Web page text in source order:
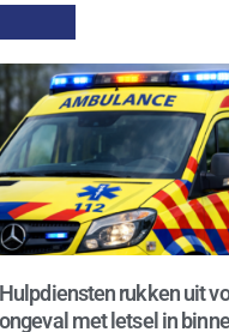
Hulpdiensten rukken uit
ongeval met letsel in